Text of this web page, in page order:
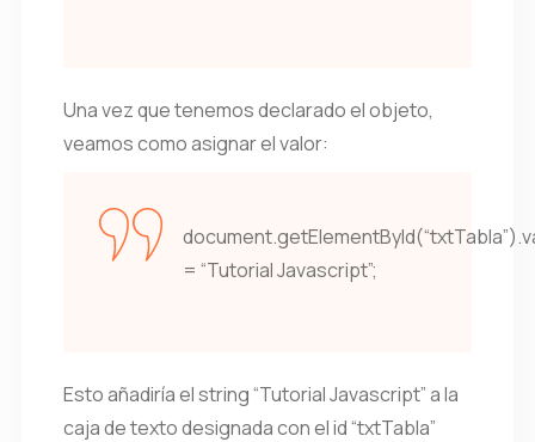
Una vez que tenemos declarado el objeto,
veamos como asignar el valor:
= “Tutorial Javascript”;
Esto añadiría el string “Tutorial Javascript” a la
caja de texto designada con el id “txtTabla”